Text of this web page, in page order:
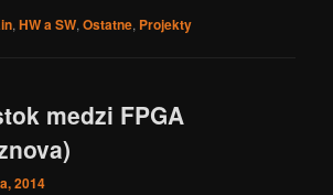
,HW a SW,Ostatne, Projekty
medzi FPGA
2014